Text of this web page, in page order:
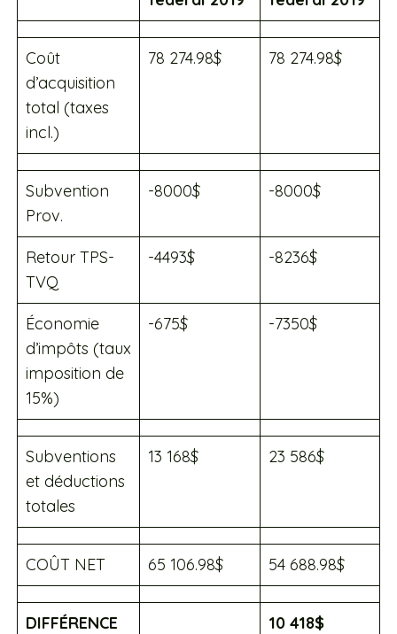
Coût
d’acquisition
total (taxes
incl.)
78 274.98$ 78 274.98$
Subvention
Prov.
-8000$ -8000$
Retour TPS-
TVQ
-4493$ -8236$
Économie
d’impôts (taux
imposition de
15%)
-675$ -7350$
Subventions
et déductions
totales
13 168$ 23 586$
COÛT NET 65 106.98$ 54 688.98$
DIFFÉRENCE 10 418$